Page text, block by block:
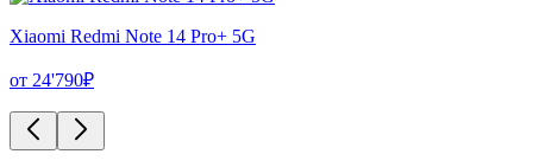
Xiaomi Redmi Note 14 Pro+ 5G
от 24'790₽